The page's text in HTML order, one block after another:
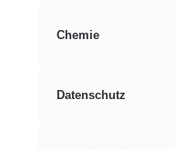
Chemie
Datenschutz